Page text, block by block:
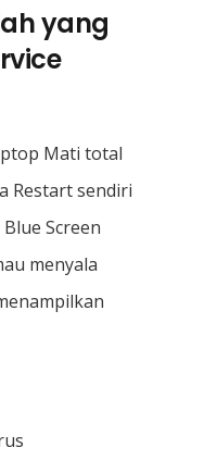
yang
Mati total
Restart sendiri
Screen
menyala